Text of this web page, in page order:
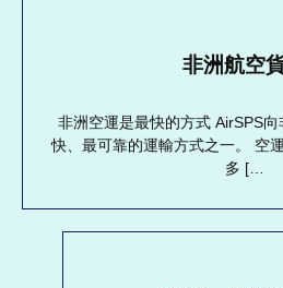
非洲航空
非洲空運是最快的方式 AirSPS
快、最可靠的運輸方式之一。 空
多 […